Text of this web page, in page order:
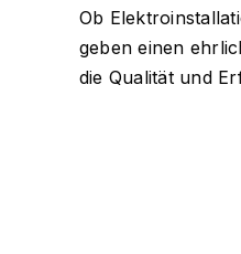
Ob
geben einen
die Qualität und